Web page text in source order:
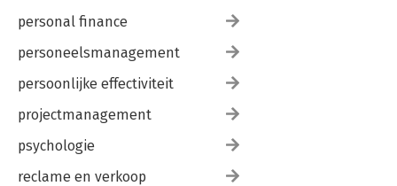
personal finance
personeelsmanagement
persoonlijke effectiviteit
projectmanagement
psychologie
reclame en verkoop